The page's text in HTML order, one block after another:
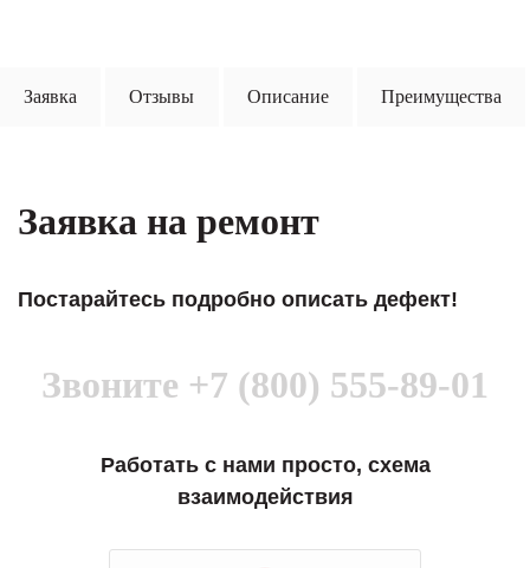
Заявка Отзывы Описание Преимущества
Заявка на ремонт
Постарайтесь подробно описать дефект!
Звоните +7 (800) 555-89-01
Работать с нами просто, схема
взаимодействия